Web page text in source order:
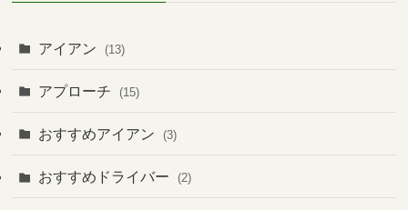
アイアン (13)
アプローチ (15)
おすすめアイアン (3)
おすすめドライバー (2)